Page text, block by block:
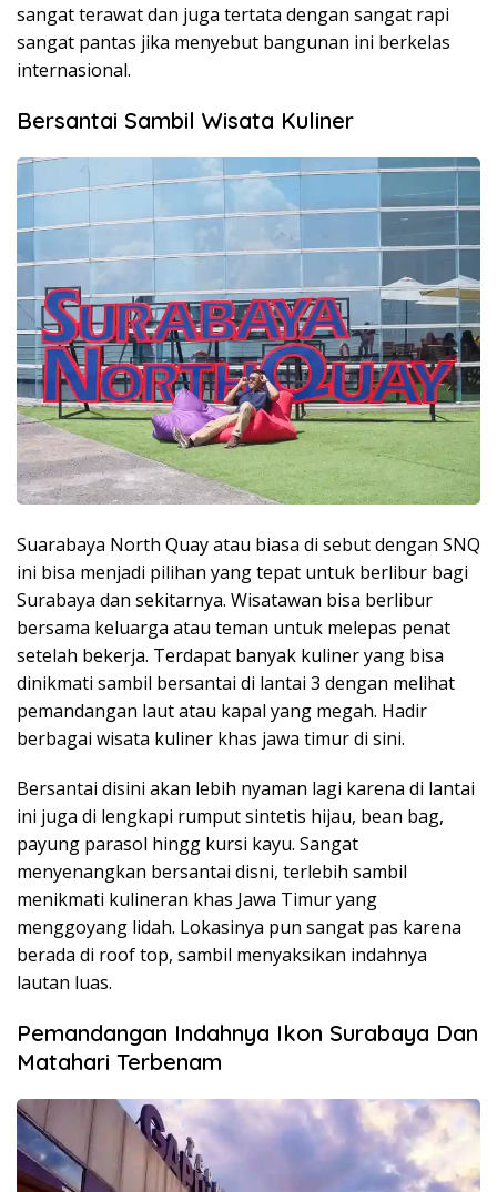
sangat terawat dan juga tertata dengan sangat rapi
sangat pantas jika menyebut bangunan ini berkelas
internasional.
Bersantai Sambil Wisata Kuliner
Suarabaya North Quay atau biasa di sebut dengan SNQ
ini bisa menjadi pilihan yang tepat untuk berlibur bagi
Surabaya dan sekitarnya. Wisatawan bisa berlibur
bersama keluarga atau teman untuk melepas penat
setelah bekerja. Terdapat banyak kuliner yang bisa
dinikmati sambil bersantai di lantai 3 dengan melihat
pemandangan laut atau kapal yang megah. Hadir
berbagai wisata kuliner khas jawa timur di sini.
Bersantai disini akan lebih nyaman lagi karena di lantai
ini juga di lengkapi rumput sintetis hijau, bean bag,
payung parasol hingg kursi kayu. Sangat
menyenangkan bersantai disni, terlebih sambil
menikmati kulineran khas Jawa Timur yang
menggoyang lidah. Lokasinya pun sangat pas karena
berada di roof top, sambil menyaksikan indahnya
lautan luas.
Pemandangan Indahnya Ikon Surabaya Dan
Matahari Terbenam